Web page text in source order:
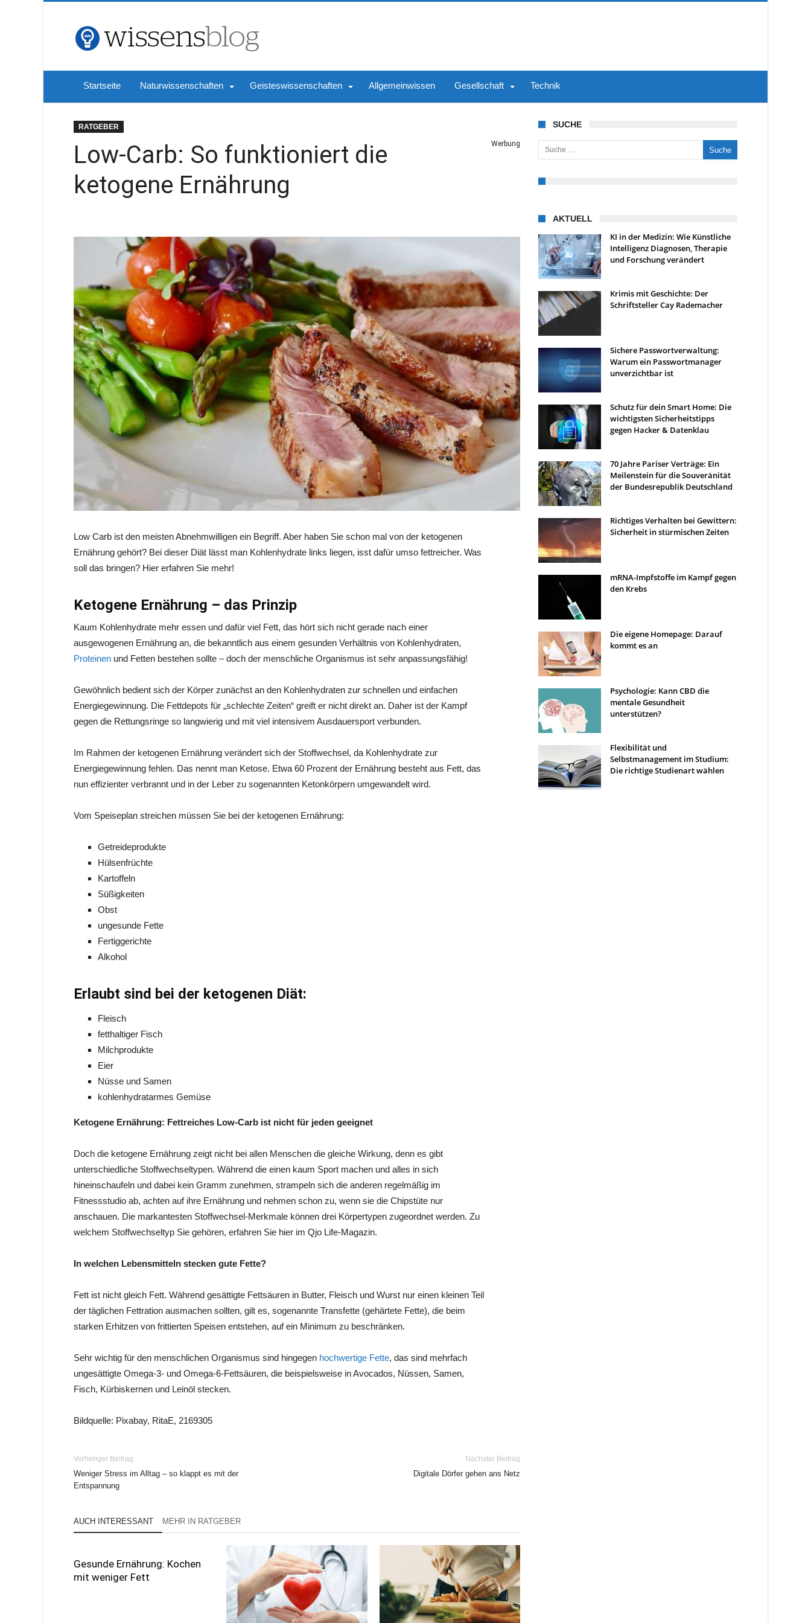
Startseite Naturwissenschaften Geisteswissenschaften Allgemeinwissen Gesellschaft Technik
RATGEBER
Low-Carb: So funktioniert die
ketogene Ernährung
Werbung
Low Carb ist den meisten Abnehmwilligen ein Begriff. Aber haben Sie schon mal von der ketogenen
Ernährung gehört? Bei dieser Diät lässt man Kohlenhydrate links liegen, isst dafür umso fettreicher. Was
soll das bringen? Hier erfahren Sie mehr!
Ketogene Ernährung – das Prinzip
Kaum Kohlenhydrate mehr essen und dafür viel Fett, das hört sich nicht gerade nach einer
ausgewogenen Ernährung an, die bekanntlich aus einem gesunden Verhältnis von Kohlenhydraten,
Proteinen und Fetten bestehen sollte – doch der menschliche Organismus ist sehr anpassungsfähig!
Gewöhnlich bedient sich der Körper zunächst an den Kohlenhydraten zur schnellen und einfachen
Energiegewinnung. Die Fettdepots für „schlechte Zeiten“ greift er nicht direkt an. Daher ist der Kampf
gegen die Rettungsringe so langwierig und mit viel intensivem Ausdauersport verbunden.
Im Rahmen der ketogenen Ernährung verändert sich der Stoffwechsel, da Kohlenhydrate zur
Energiegewinnung fehlen. Das nennt man Ketose. Etwa 60 Prozent der Ernährung besteht aus Fett, das
nun effizienter verbrannt und in der Leber zu sogenannten Ketonkörpern umgewandelt wird.
Vom Speiseplan streichen müssen Sie bei der ketogenen Ernährung:
Getreideprodukte
Hülsenfrüchte
Kartoffeln
Süßigkeiten
Obst
ungesunde Fette
Fertiggerichte
Alkohol
Erlaubt sind bei der ketogenen Diät:
Fleisch
fetthaltiger Fisch
Milchprodukte
Eier
Nüsse und Samen
kohlenhydratarmes Gemüse
Ketogene Ernährung: Fettreiches Low-Carb ist nicht für jeden geeignet
Doch die ketogene Ernährung zeigt nicht bei allen Menschen die gleiche Wirkung, denn es gibt
unterschiedliche Stoffwechseltypen. Während die einen kaum Sport machen und alles in sich
hineinschaufeln und dabei kein Gramm zunehmen, strampeln sich die anderen regelmäßig im
Fitnessstudio ab, achten auf ihre Ernährung und nehmen schon zu, wenn sie die Chipstüte nur
anschauen. Die markantesten Stoffwechsel-Merkmale können drei Körpertypen zugeordnet werden. Zu
welchem Stoffwechseltyp Sie gehören, erfahren Sie hier im Qjo Life-Magazin.
In welchen Lebensmitteln stecken gute Fette?
Fett ist nicht gleich Fett. Während gesättigte Fettsäuren in Butter, Fleisch und Wurst nur einen kleinen Teil
der täglichen Fettration ausmachen sollten, gilt es, sogenannte Transfette (gehärtete Fette), die beim
starken Erhitzen von frittierten Speisen entstehen, auf ein Minimum zu beschränken.
Sehr wichtig für den menschlichen Organismus sind hingegen hochwertige Fette, das sind mehrfach
ungesättigte Omega-3- und Omega-6-Fettsäuren, die beispielsweise in Avocados, Nüssen, Samen,
Fisch, Kürbiskernen und Leinöl stecken.
Bildquelle: Pixabay, RitaE, 2169305
Vorheriger Beitrag
Weniger Stress im Alltag – so klappt es mit der
Entspannung
Nächster Beitrag
Digitale Dörfer gehen ans Netz
AUCH INTERESSANT MEHR IN RATGEBER
Gesunde Ernährung: Kochen
mit weniger Fett
SUCHE
Suche nach:
AKTUELL
KI in der Medizin: Wie Künstliche
Intelligenz Diagnosen, Therapie
und Forschung verändert
Krimis mit Geschichte: Der
Schriftsteller Cay Rademacher
Sichere Passwortverwaltung:
Warum ein Passwortmanager
unverzichtbar ist
Schutz für dein Smart Home: Die
wichtigsten Sicherheitstipps
gegen Hacker & Datenklau
70 Jahre Pariser Verträge: Ein
Meilenstein für die Souveränität
der Bundesrepublik Deutschland
Richtiges Verhalten bei Gewittern:
Sicherheit in stürmischen Zeiten
mRNA-Impfstoffe im Kampf gegen
den Krebs
Die eigene Homepage: Darauf
kommt es an
Psychologie: Kann CBD die
mentale Gesundheit
unterstützen?
Flexibilität und
Selbstmanagement im Studium:
Die richtige Studienart wählen